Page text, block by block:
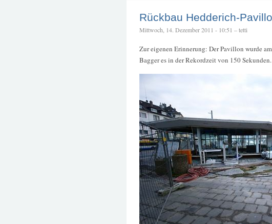
Rückbau Hedderich-
Mittwoch, 14. Dezember 2011 - 10:51 – tetti
Zur eigenen Erinnerung: Der Pavillon wurde
Bagger es in der Rekordzeit von 150 Sekunden.